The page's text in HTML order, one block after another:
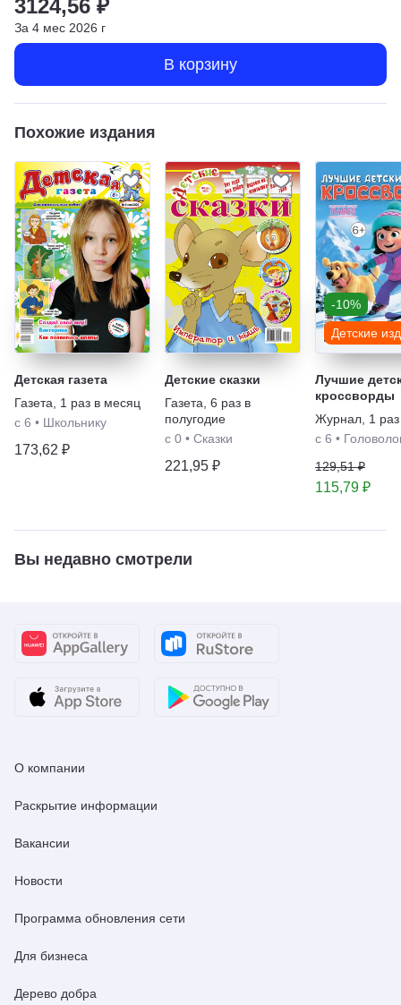
3124,56 ₽
За 4 мес 2026 г
В корзину
Похожие издания
Детская газета
Газета
1 раз в месяц
с 6 • Школьнику
173,62 ₽
Детские сказки
Газета 6 раз в
полугодие
с 0 • Сказки
221,95 ₽
-10%
Детские
Лучшие
кроссворды
Журнал 1
с 6 •
129,51 ₽
115,79 ₽
Вы недавно смотрели
О компании
Раскрытие информации
Вакансии
Новости
Программа обновления сети
Для бизнеса
Дерево добра